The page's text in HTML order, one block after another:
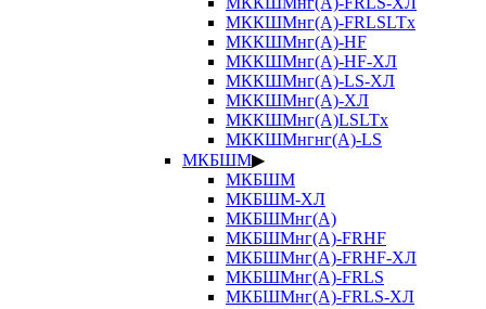
МККШМнг(А)-FRLSLTx
МККШМнг(А)-HF
МККШМнг(А)-HF-ХЛ
МККШМнг(А)-LS-ХЛ
МККШМнг(А)-ХЛ
МККШМнг(А)LSLTx
МККШМнгнг(А)-LS
МКБШМ▶
МКБШМ
МКБШМ-ХЛ
МКБШМнг(А)
МКБШМнг(А)-FRHF
МКБШМнг(А)-FRHF-ХЛ
МКБШМнг(А)-FRLS
МКБШМнг(А)-FRLS-ХЛ